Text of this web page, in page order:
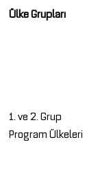
Ülke Grupları
1. ve 2. Grup
Program Ülkeleri